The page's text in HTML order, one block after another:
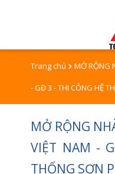
Trang chủ MỞ RỘNG
- GĐ 3 - THI CÔNG HỆ
MỞ RỘNG
VIỆT NAM -
THỐNG SƠN